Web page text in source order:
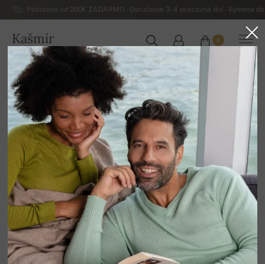
Poštovné od 200€ ZADARMO - Doručenie 3-4 pracovné dni - Výmena
Kašmír
SLOVENSKO
0
Domov
Luxusné dámske kašmírové svetre
Dámske kašmírové kardigany